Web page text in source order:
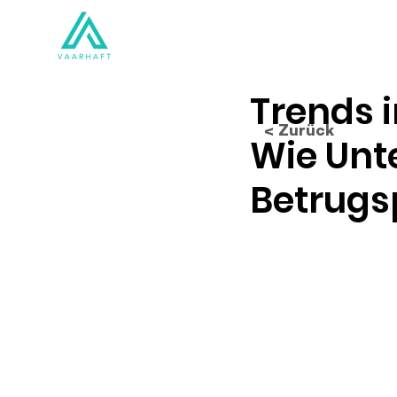
Trends
Wie
< Zurück